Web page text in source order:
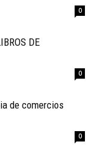
0
DE
0
de comercios
0